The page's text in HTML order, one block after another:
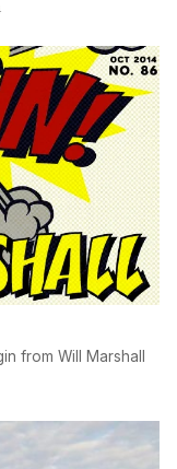
is the bangin from Will Marshall